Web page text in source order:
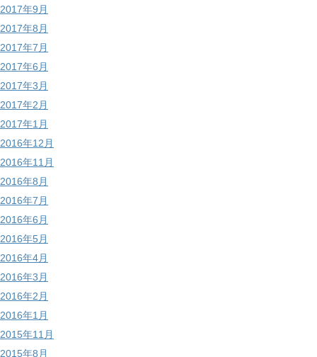
2017年9月
2017年8月
2017年7月
2017年6月
2017年3月
2017年2月
2017年1月
2016年12月
2016年11月
2016年8月
2016年7月
2016年6月
2016年5月
2016年4月
2016年3月
2016年2月
2016年1月
2015年11月
2015年8月